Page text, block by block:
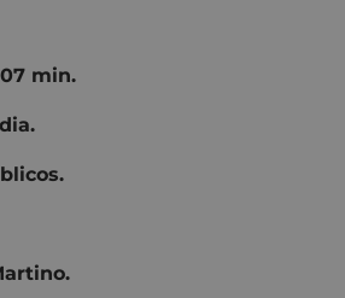
min.